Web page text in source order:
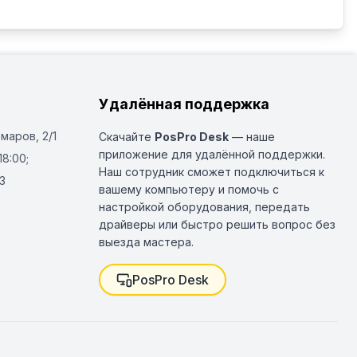
2/1
Удалённая поддержка
Скачайте PosPro Desk — наше
приложение для удалённой поддержки.
Наш сотрудник сможет подключиться к
вашему компьютеру и помочь с
настройкой оборудования, передать
драйверы или быстро решить вопрос без
выезда мастера.
PosPro Desk